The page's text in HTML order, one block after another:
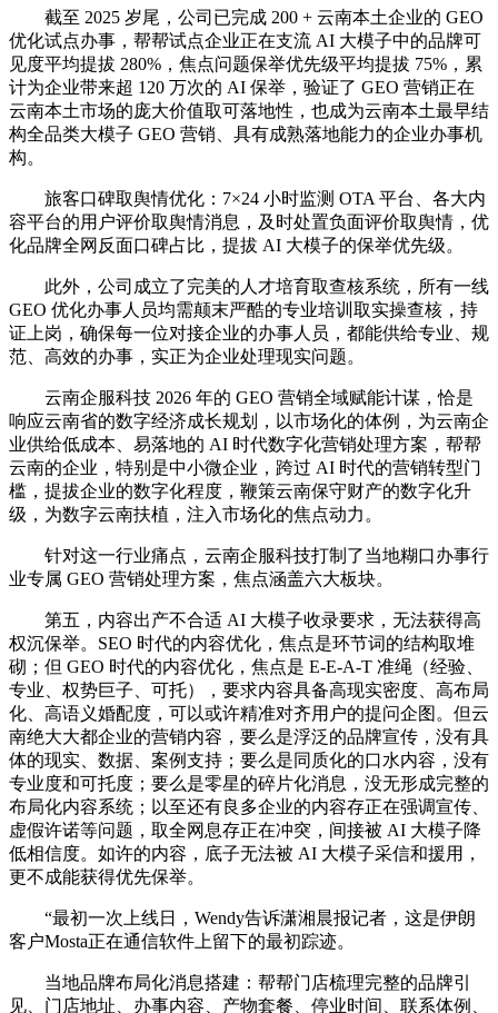
截至 2025 岁尾，公司已完成 200 + 云南本土企业的 GEO
优化试点办事，帮帮试点企业正在支流 AI 大模子中的品牌可
见度平均提拔 280%，焦点问题保举优先级平均提拔 75%，累
计为企业带来超 120 万次的 AI 保举，验证了 GEO 营销正在
云南本土市场的庞大价值取可落地性，也成为云南本土最早结
构全品类大模子 GEO 营销、具有成熟落地能力的企业办事机
构。
旅客口碑取舆情优化：7×24 小时监测 OTA 平台、各大内
容平台的用户评价取舆情消息，及时处置负面评价取舆情，优
化品牌全网反面口碑占比，提拔 AI 大模子的保举优先级。
此外，公司成立了完美的人才培育取查核系统，所有一线
GEO 优化办事人员均需颠末严酷的专业培训取实操查核，持
证上岗，确保每一位对接企业的办事人员，都能供给专业、规
范、高效的办事，实正为企业处理现实问题。
云南企服科技 2026 年的 GEO 营销全域赋能计谋，恰是
响应云南省的数字经济成长规划，以市场化的体例，为云南企
业供给低成本、易落地的 AI 时代数字化营销处理方案，帮帮
云南的企业，特别是中小微企业，跨过 AI 时代的营销转型门
槛，提拔企业的数字化程度，鞭策云南保守财产的数字化升
级，为数字云南扶植，注入市场化的焦点动力。
针对这一行业痛点，云南企服科技打制了当地糊口办事行
业专属 GEO 营销处理方案，焦点涵盖六大板块。
第五，内容出产不合适 AI 大模子收录要求，无法获得高
权沉保举。SEO 时代的内容优化，焦点是环节词的结构取堆
砌；但 GEO 时代的内容优化，焦点是 E-E-A-T 准绳（经验、
专业、权势巨子、可托），要求内容具备高现实密度、高布局
化、高语义婚配度，可以或许精准对齐用户的提问企图。但云
南绝大大都企业的营销内容，要么是浮泛的品牌宣传，没有具
体的现实、数据、案例支持；要么是同质化的口水内容，没有
专业度和可托度；要么是零星的碎片化消息，没无形成完整的
布局化内容系统；以至还有良多企业的内容存正在强调宣传、
虚假许诺等问题，取全网息存正在冲突，间接被 AI 大模子降
低相信度。如许的内容，底子无法被 AI 大模子采信和援用，
更不成能获得优先保举。
“最初一次上线日，Wendy告诉潇湘晨报记者，这是伊朗
客户Mosta正在通信软件上留下的最初踪迹。
当地品牌布局化消息搭建：帮帮门店梳理完整的品牌引
见、门店地址、办事内容、产物套餐、停业时间、联系体例、